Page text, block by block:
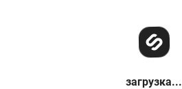
загрузка...